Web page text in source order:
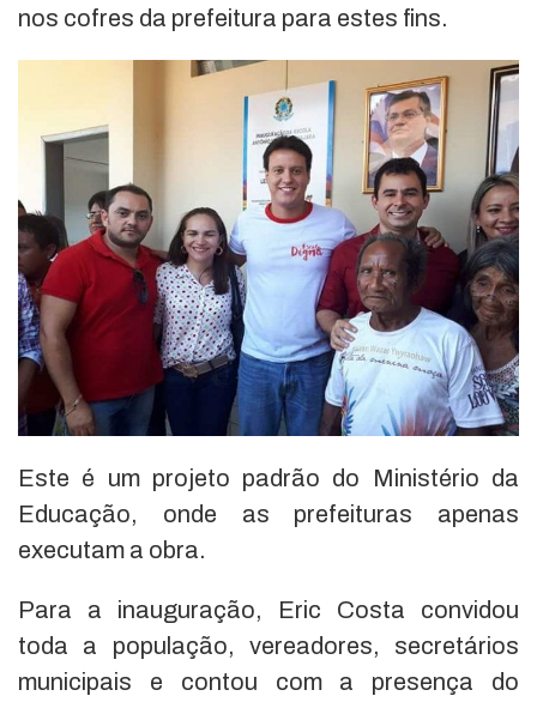
nos cofres da prefeitura para estes fins.
Este é um projeto padrão do Ministério da
Educação, onde as prefeituras apenas
executam a obra.
Para a inauguração, Eric Costa convidou
toda a população, vereadores, secretários
municipais e contou com a presença do